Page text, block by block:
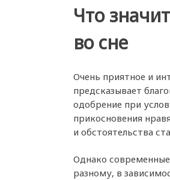
Что
во сне
Очень приятное и
предсказывает
одобрение при
прикосновения
и обстоятельства
Однако
разному, в